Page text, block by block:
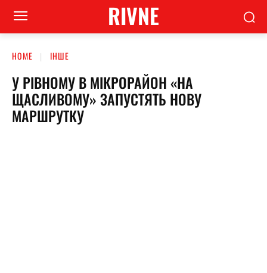
RIVNE
HOME ІНШЕ
У РІВНОМУ В МІКРОРАЙОН «НА
ЩАСЛИВОМУ» ЗАПУСТЯТЬ НОВУ
МАРШРУТКУ